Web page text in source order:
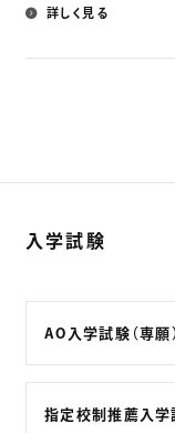
詳しく見る
入学試験
AO入学試験（専願）
指定校制推薦入学